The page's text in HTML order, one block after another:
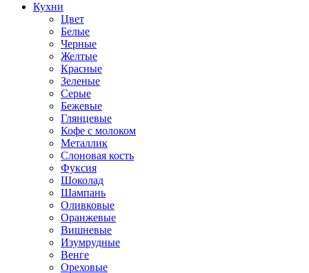
Кухни
Цвет
Белые
Черные
Желтые
Красные
Зеленые
Серые
Бежевые
Глянцевые
Кофе с молоком
Металлик
Слоновая кость
Фуксия
Шоколад
Шампань
Оливковые
Оранжевые
Вишневые
Изумрудные
Венге
Ореховые